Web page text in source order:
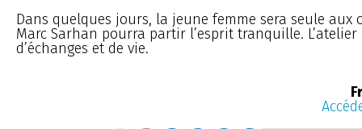
Dans quelques jours, la jeune femme sera seule aux
Marc Sarhan pourra partir l’esprit tranquille.
d’échanges et de vie.